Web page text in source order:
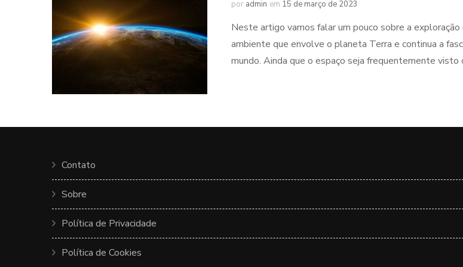
por admin em 15 de março de 2023
Neste artigo vamos falar um pouco sobre a
ambiente que envolve o planeta Terra e continua a
mundo. Ainda que o espaço seja frequentemente
Contato
Sobre
Política de Privacidade
Política de Cookies